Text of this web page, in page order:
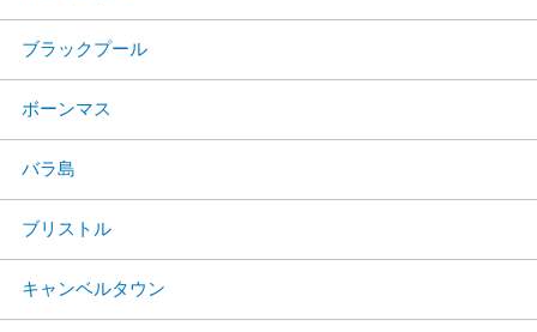
ブラックプール
ボーンマス
バラ島
ブリストル
キャンベルタウン